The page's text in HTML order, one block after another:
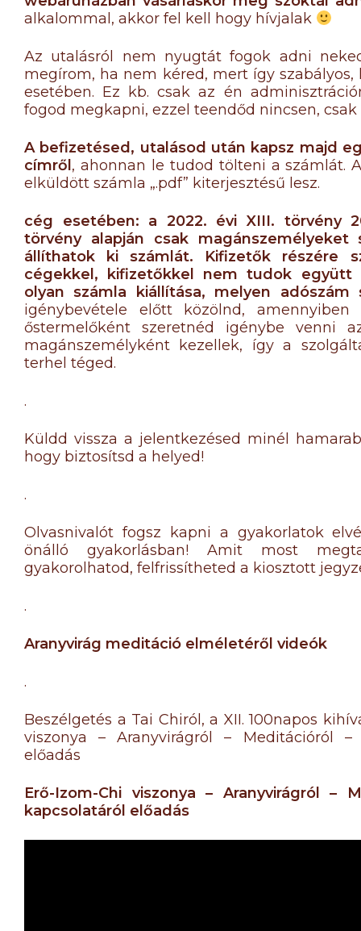
alkalommal, akkor fel kell hogy hívjalak
Az utalásról nem nyugtát fogok adni
megírom, ha nem kéred, mert így szabályos,
esetében. Ez kb. csak az én
fogod megkapni, ezzel teendőd nincsen,
A befizetésed, utalásod után kapsz majd
címről , ahonnan le tudod tölteni a számlát.
elküldött számla „.pdf” kiterjesztésű lesz.
cég esetében: a 2022. évi XIII. törvény
törvény alapján csak
állíthatok ki számlát. Kifizetők részére
cégekkel, kifizetőkkel nem tudok
olyan számla kiállítása, melyen
igénybevétele előtt közölnd,
őstermelőként szeretnéd igénybe venni
magánszemélyként kezellek, így a
terhel téged.
.
Küldd vissza a jelentkezésed minél
hogy biztosítsd a helyed!
.
Olvasnivalót fogsz kapni a gyakorlatok
önálló gyakorlásban! Amit most
gyakorolhatod, felfrissítheted a kiosztott
.
Aranyvirág meditáció elméletéről videók
.
Beszélgetés a Tai Chiról, a XII. 100napos
viszonya – Aranyvirágról – Meditációról –
előadás
Erő-Izom-Chi viszonya – Aranyvirágról –
kapcsolatáról előadás